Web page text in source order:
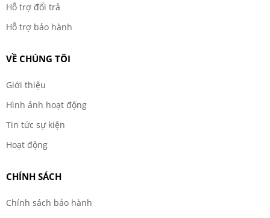
Hỗ trợ đổi trả
Hỗ trợ bảo hành
VỀ CHÚNG TÔI
Giới thiệu
Hình ảnh hoạt động
Tin tức sự kiện
Hoạt động
CHÍNH SÁCH
Chính sách bảo hành